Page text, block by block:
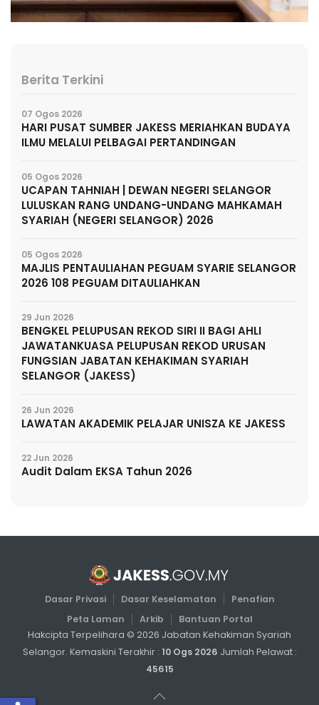
Berita Terkini
07 Ogos 2026
HARI PUSAT SUMBER JAKESS MERIAHKAN BUDAYA
ILMU MELALUI PELBAGAI PERTANDINGAN
05 Ogos 2026
UCAPAN TAHNIAH | DEWAN NEGERI SELANGOR
LULUSKAN RANG UNDANG-UNDANG MAHKAMAH
SYARIAH (NEGERI SELANGOR) 2026
05 Ogos 2026
MAJLIS PENTAULIAHAN PEGUAM SYARIE SELANGOR
2026 108 PEGUAM DITAULIAHKAN
29 Jun 2026
BENGKEL PELUPUSAN REKOD SIRI II BAGI AHLI
JAWATANKUASA PELUPUSAN REKOD URUSAN
FUNGSIAN JABATAN KEHAKIMAN SYARIAH
SELANGOR (JAKESS)
26 Jun 2026
LAWATAN AKADEMIK PELAJAR UNISZA KE JAKESS
22 Jun 2026
Audit Dalam EKSA Tahun 2026
Dasar Privasi Dasar Keselamatan
Penafian
Peta Laman
Arkib
Bantuan Portal
Hakcipta Terpelihara © 2026 Jabatan Kehakiman Syariah
Selangor. Kemaskini Terakhir : 10 Ogs 2026 Jumlah Pelawat :
45615